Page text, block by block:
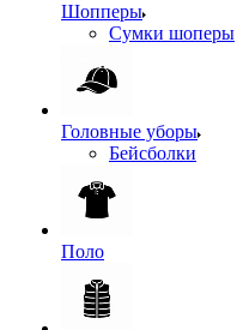
Шопперы
Сумки шоперы
Головные уборы
Бейсболки
Поло